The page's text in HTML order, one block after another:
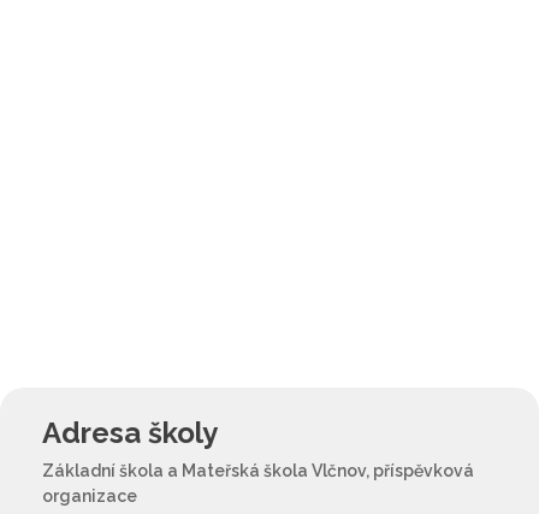
Adresa školy
Základní škola a Mateřská škola Vlčnov, příspěvková
organizace